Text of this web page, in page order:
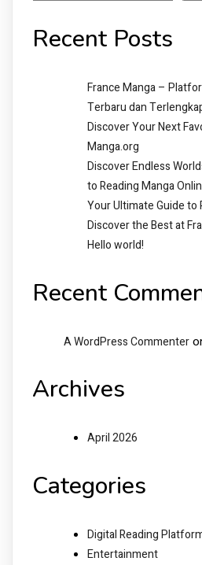
Recent Posts
France Manga –
Terbaru dan
Discover Your Next
Manga.org
Discover Endless
to Reading Manga
Your Ultimate Guide to
Discover the Best at
Hello world!
Recent
A WordPress Commenter
Archives
April 2026
Categories
Digital Reading
Entertainment